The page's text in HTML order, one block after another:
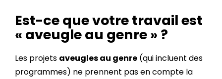
Est-ce que votre travail est
« aveugle au genre » ?
Les projets aveugles au genre (qui incluent des
programmes) ne prennent pas en compte la